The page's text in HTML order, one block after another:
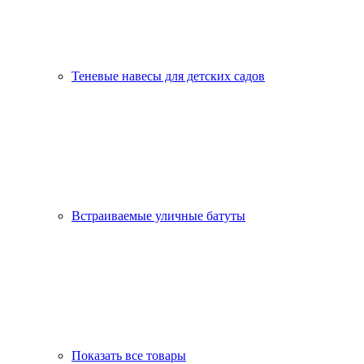
Теневые навесы для детских садов
Встраиваемые уличные батуты
Показать все товары